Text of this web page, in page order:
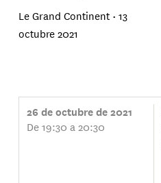
Le Grand Continent •13
octubre 2021
26 de octubre de 2021
De 19:30 a 20:30